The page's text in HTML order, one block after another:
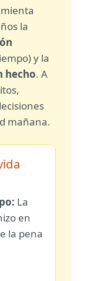
la
y la
hecho. A
mañana.
La
en
la pena